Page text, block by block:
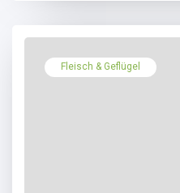
Fleisch & Geflügel